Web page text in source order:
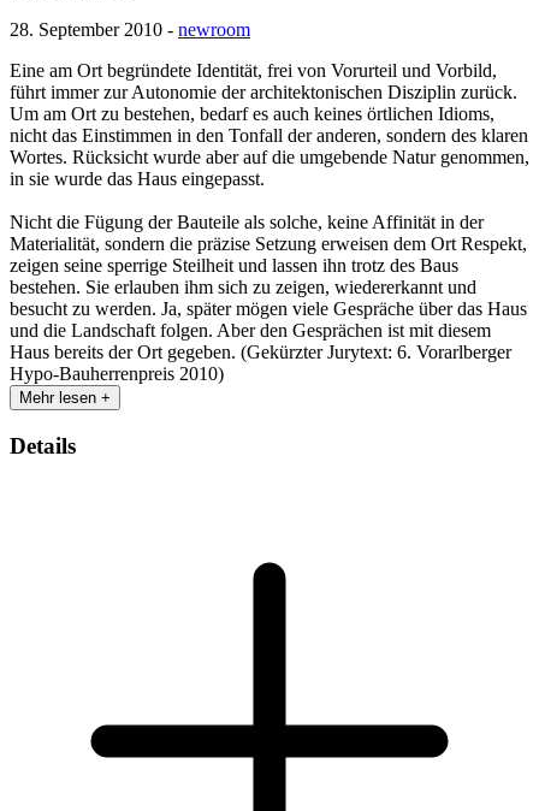
28. September 2010 - newroom
Eine am Ort begründete Identität, frei von Vorurteil und Vorbild,
führt immer zur Autonomie der architektonischen Disziplin zurück.
Um am Ort zu bestehen, bedarf es auch keines örtlichen Idioms,
nicht das Einstimmen in den Tonfall der anderen, sondern des klaren
Wortes. Rücksicht wurde aber auf die umgebende Natur genommen,
in sie wurde das Haus eingepasst.
Nicht die Fügung der Bauteile als solche, keine Affinität in der
Materialität, sondern die präzise Setzung erweisen dem Ort Respekt,
zeigen seine sperrige Steilheit und lassen ihn trotz des Baus
bestehen. Sie erlauben ihm sich zu zeigen, wiedererkannt und
besucht zu werden. Ja, später mögen viele Gespräche über das Haus
und die Landschaft folgen. Aber den Gesprächen ist mit diesem
Haus bereits der Ort gegeben. (Gekürzter Jurytext: 6. Vorarlberger
Hypo-Bauherrenpreis 2010)
Mehr lesen +
Details